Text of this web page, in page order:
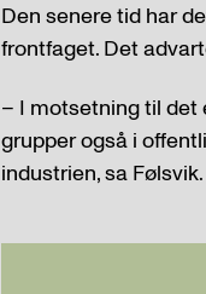
Den senere tid har
frontfaget. Det
– I motsetning til det
grupper også i
industrien, sa Følsvik.